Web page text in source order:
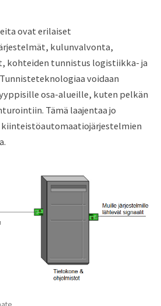
ovat erilaiset
kulunvalvonta,
kohteiden tunnistus logistiikka- ja
voidaan
osa-alueille, kuten pelkän
Tämä laajentaa jo
kiinteistöautomaatiojärjestelmien